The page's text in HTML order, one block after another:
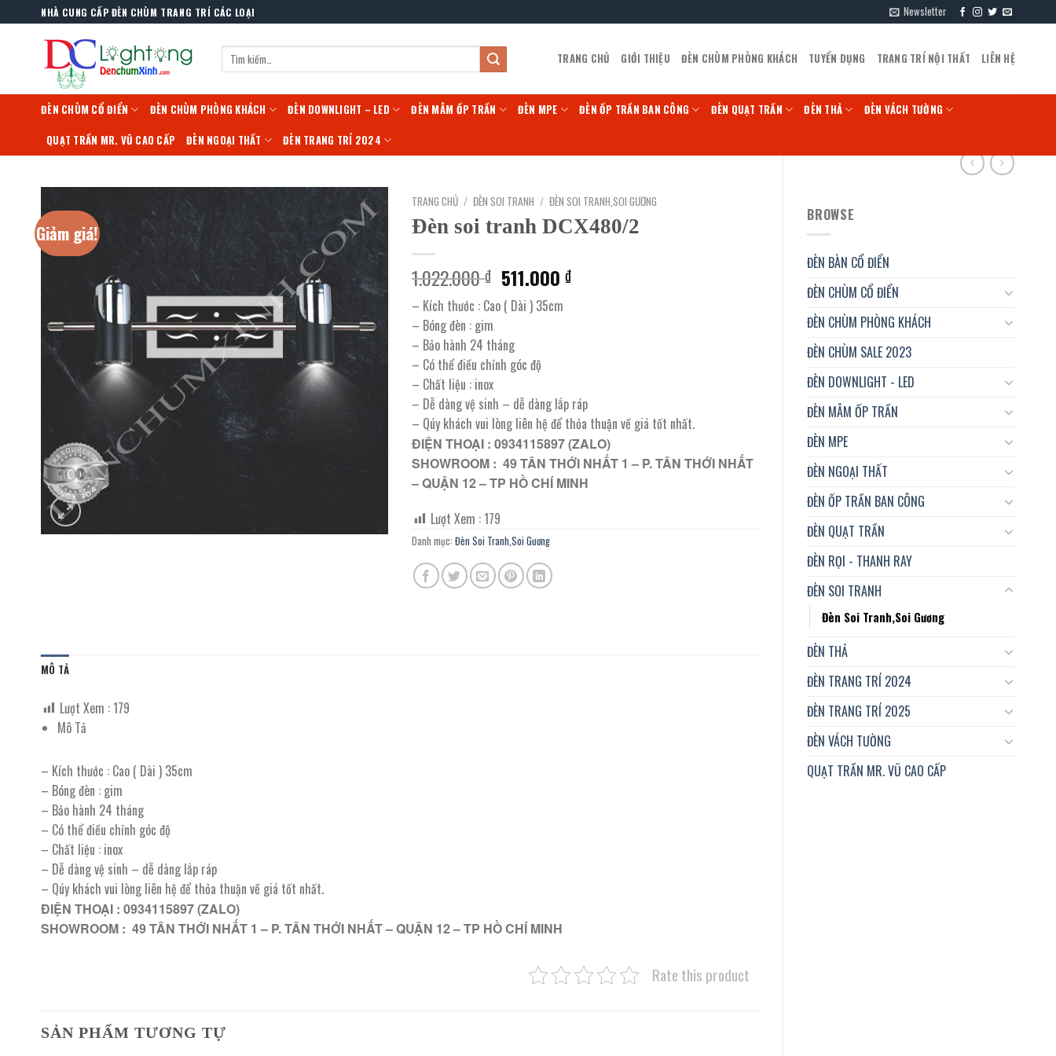
to
NHÀ CUNG CẤP ĐÈN CHÙM TRANG TRÍ CÁC LOẠI Newsletter
Tìm
kiếm:
TRANG CHỦ GIỚI THIỆU ĐÈN CHÙM PHÒNG KHÁCH TUYỂN DỤNG TRANG TRÍ NỘI THẤT LIÊN HỆ
ĐÈN CHÙM CỔ ĐIỂN ĐÈN CHÙM PHÒNG KHÁCH ĐÈN DOWNLIGHT – LED ĐÈN MÂM ỐP TRẦN ĐÈN MPE ĐÈN ỐP TRẦN BAN CÔNG ĐÈN QUẠT TRẦN ĐÈN THẢ ĐÈN VÁCH TƯỜNG
QUẠT TRẦN MR. VŨ CAO CẤP ĐÈN NGOẠI THẤT ĐÈN TRANG TRÍ 2024
BROWSE
ĐÈN BÀN CỔ ĐIỂN
ĐÈN CHÙM CỔ ĐIỂN
ĐÈN CHÙM PHÒNG KHÁCH
ĐÈN CHÙM SALE 2023
ĐÈN DOWNLIGHT - LED
ĐÈN MÂM ỐP TRẦN
ĐÈN MPE
ĐÈN NGOẠI THẤT
ĐÈN ỐP TRẦN BAN CÔNG
ĐÈN QUẠT TRẦN
ĐÈN RỌI - THANH RAY
ĐÈN SOI TRANH
Đèn Soi Tranh,Soi Gương
ĐÈN THẢ
ĐÈN TRANG TRÍ 2024
ĐÈN TRANG TRÍ 2025
ĐÈN VÁCH TƯỜNG
QUẠT TRẦN MR. VŨ CAO CẤP
Giảm giá!
TRANG CHỦ / ĐÈN SOI TRANH / ĐÈN SOI TRANH,SOI GƯƠNG
Đèn soi tranh DCX480/2
1.022.000₫ Giá
gốc
là:
1.022.000 ₫.
511.000₫Giá
– Kích thước : Cao ( Dài ) 35cm
– Bóng đèn : gim
– Bảo hành 24 tháng
– Có thể điều chỉnh góc độ
– Chất liệu : inox
– Dễ dàng vệ sinh – dễ dàng lắp ráp
– Qúy khách vui lòng liên hệ để thỏa thuận về giá tốt nhất.
ĐIỆN THOẠI : 0934115897 (ZALO)
SHOWROOM : 49 TÂN THỚI NHẤT 1 – P. TÂN THỚI NHẤT
– QUẬN 12 – TP HỒ CHÍ MINH
Lượt Xem :179
Danh mục: Đèn Soi Tranh,Soi Gương
MÔ TẢ
Lượt Xem :179
Mô Tả
– Kích thước : Cao ( Dài ) 35cm
– Bóng đèn : gim
– Bảo hành 24 tháng
– Có thể điều chỉnh góc độ
– Chất liệu : inox
– Dễ dàng vệ sinh – dễ dàng lắp ráp
– Qúy khách vui lòng liên hệ để thỏa thuận về giá tốt nhất.
ĐIỆN THOẠI : 0934115897 (ZALO)
SHOWROOM : 49 TÂN THỚI NHẤT 1 – P. TÂN THỚI NHẤT – QUẬN 12 – TP HỒ CHÍ MINH
Rate this product
SẢN PHẨM TƯƠNG TỰ